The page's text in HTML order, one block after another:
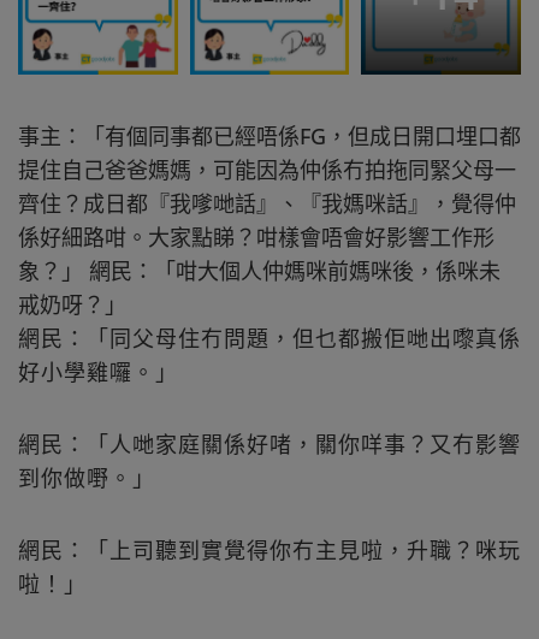
事主：「有個同事都已經唔係FG，但成日開口埋口都
提住自己爸爸媽媽，可能因為仲係冇拍拖同緊父母一
齊住？成日都『我嗲哋話』、『我媽咪話』，覺得仲
係好細路咁。大家點睇？咁樣會唔會好影響工作形
象？」 網民：「咁大個人仲媽咪前媽咪後，係咪未
戒奶呀？」
網民：「同父母住冇問題，但乜都搬佢哋出嚟真係
好小學雞囉。」
網民：「人哋家庭關係好啫，關你咩事？又冇影響
到你做嘢。」
網民：「上司聽到實覺得你冇主見啦，升職？咪玩
啦！」